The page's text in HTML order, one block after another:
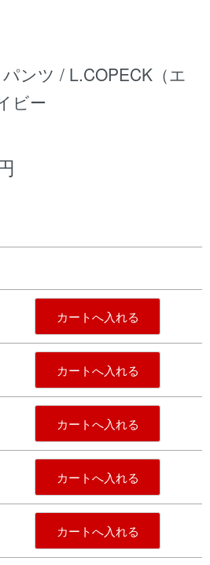
ンツ / L.COPECK（エ
ビー
カートへ入れる
カートへ入れる
カートへ入れる
カートへ入れる
カートへ入れる